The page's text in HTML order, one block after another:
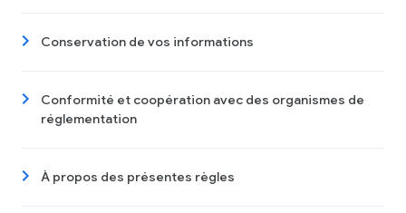
Conservation de vos informations
Conformité et coopération avec des organismes de
réglementation
À propos des présentes règles